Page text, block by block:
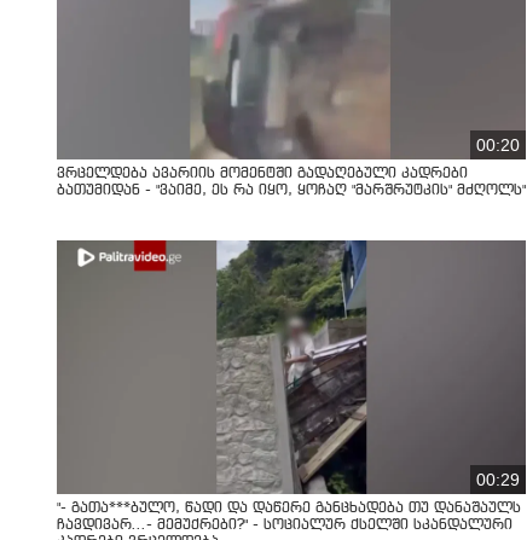
00:20
ვრცელდება ავარიის მომენტში გადაღებული კადრები
ბათუმიდან - "ვაიმე, ეს რა იყო, ყოჩაღ "მარშრუტკის" მძღოლს"
00:29
"- გათა***ბულო, წადი და დაწერე განცხადება თუ დანაშაულს
ჩავდივარ...- მემუქრები?" - სოციალურ ქსელში სკანდალური